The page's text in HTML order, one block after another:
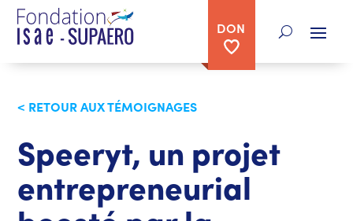
DON
< RETOUR AUX TÉMOIGNAGES
Speeryt, un projet
entrepreneurial